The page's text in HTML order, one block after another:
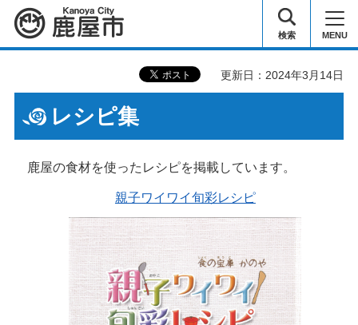
鹿屋市 検索 MENU
更新日：2024年3月14日
レシピ集
鹿屋の食材を使ったレシピを掲載しています。
親子ワイワイ旬彩レシピ